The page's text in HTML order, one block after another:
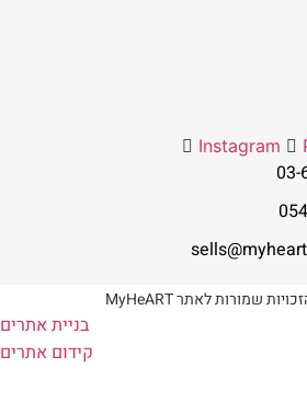
Instagram
בניית אתרים
קידום אתרים